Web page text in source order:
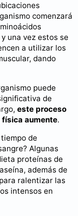
comenzará
una vez estos se
a utilizar los
dando
puede
de
este proceso
aumente.
de
Algunas
proteínas de
además de
ralentizar las
intensos en